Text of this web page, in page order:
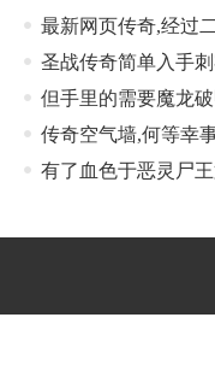
最新网页传奇,经过
圣战传奇简单入手
但手里的需要魔龙
传奇空气墙,何等幸
有了血色于恶灵尸